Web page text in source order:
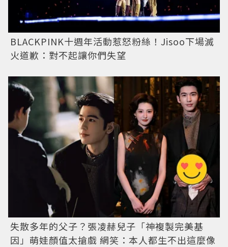
BLACKPINK十週年活動惹怒粉絲！Jisoo下場滅
火道歉：對不起讓你們失望
失散多年的父子？張凌赫兒子「神複製完美基
因」萌娃顏值太搶戲 網笑：本人都生不出這麼像